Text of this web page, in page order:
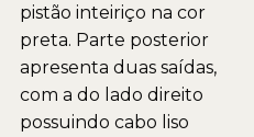
pistão inteiriço na cor
preta. Parte posterior
apresenta duas saídas,
com a do lado direito
possuindo cabo liso